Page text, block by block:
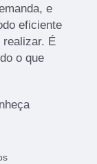
e
eficiente
É
o que